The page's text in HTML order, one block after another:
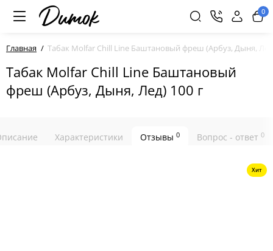
0
Главная Табак Molfar Chill Line Баштановый фреш (Арбуз, Дыня,
Табак Molfar Chill Line Баштановый
фреш (Арбуз, Дыня, Лед) 100 г
Характеристики Отзывы 0 Вопрос - ответ 0
Хит